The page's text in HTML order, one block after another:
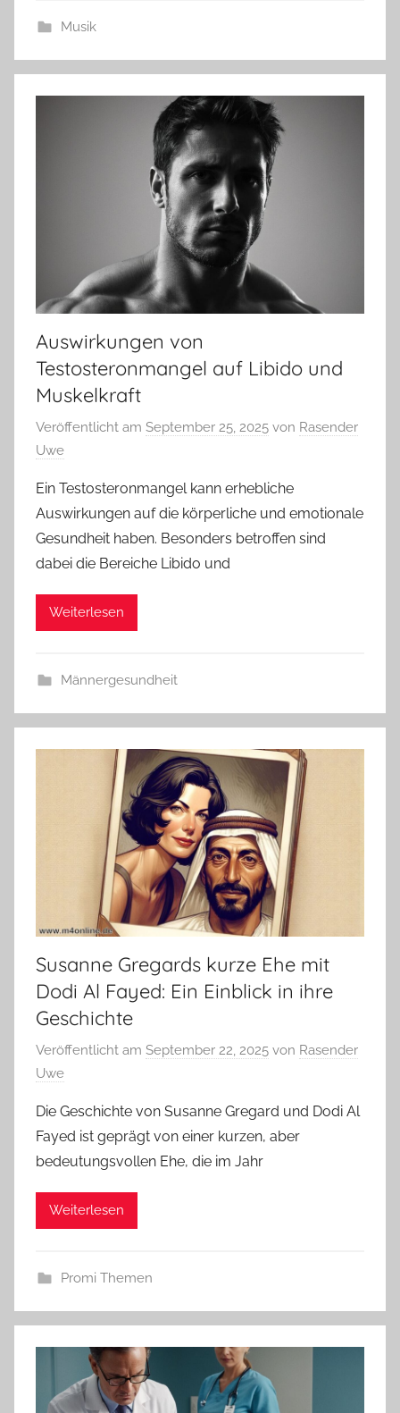
Musik
Auswirkungen von
Testosteronmangel auf Libido und
Muskelkraft
Veröffentlicht am September 25, 2025 von Rasender
Uwe
Ein Testosteronmangel kann erhebliche
Auswirkungen auf die körperliche und emotionale
Gesundheit haben. Besonders betroffen sind
dabei die Bereiche Libido und
Weiterlesen
Männergesundheit
Susanne Gregards kurze Ehe mit
Dodi Al Fayed: Ein Einblick in ihre
Geschichte
Veröffentlicht am September 22, 2025 von Rasender
Uwe
Die Geschichte von Susanne Gregard und Dodi Al
Fayed ist geprägt von einer kurzen, aber
bedeutungsvollen Ehe, die im Jahr
Weiterlesen
Promi Themen